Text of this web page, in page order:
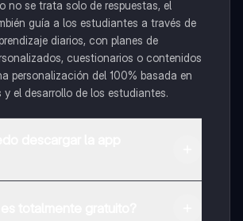
no se trata solo de respuestas, el
guía a los estudiantes a través de
diarios, con planes de
cuestionarios o contenidos
personalización del 100% basada en
y el desarrollo de los estudiantes.